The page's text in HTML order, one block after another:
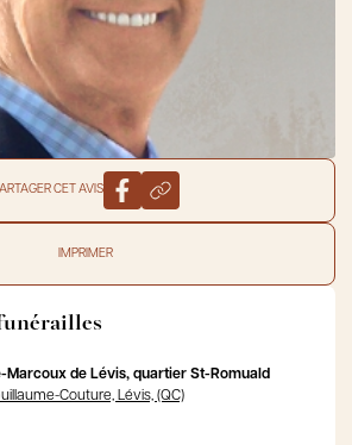
CET AVIS
IMPRIMER
Marcoux de Lévis, quartier St-Romuald
Couture, Lévis, (QC)